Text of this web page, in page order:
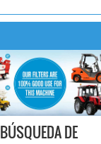
BÚSQUEDA DE